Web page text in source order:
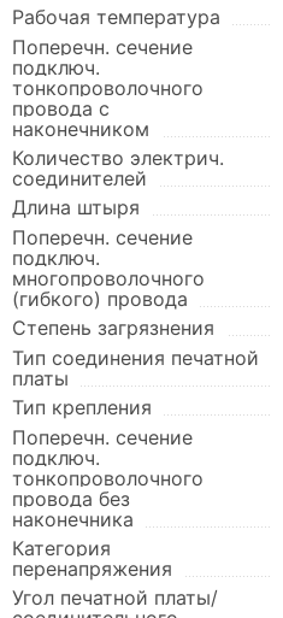
Рабочая температура
Поперечн. сечение
подключ.
тонкопроволочного
провода с
наконечником
Количество электрич.
соединителей
Длина штыря
Поперечн. сечение
подключ.
многопроволочного
(гибкого) провода
Степень загрязнения
Тип соединения печатной
платы
Тип крепления
Поперечн. сечение
подключ.
тонкопроволочного
провода без
наконечника
Категория
перенапряжения
Угол печатной платы/